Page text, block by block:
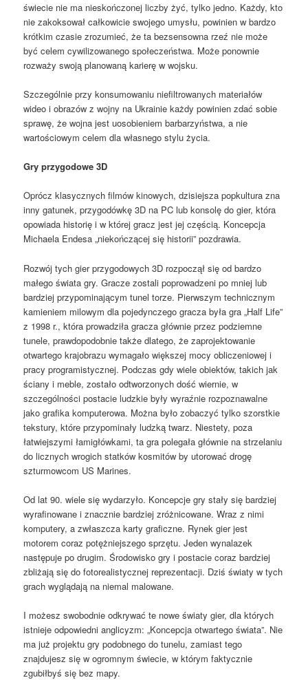
świecie nie ma nieskończonej liczby żyć, tylko jedno. Każdy, kto
nie zakoksował całkowicie swojego umysłu, powinien w bardzo
krótkim czasie zrozumieć, że ta bezsensowna rzeź nie może
być celem cywilizowanego społeczeństwa. Może ponownie
rozważy swoją planowaną karierę w wojsku.
Szczególnie przy konsumowaniu niefiltrowanych materiałów
wideo i obrazów z wojny na Ukrainie każdy powinien zdać sobie
sprawę, że wojna jest uosobieniem barbarzyństwa, a nie
wartościowym celem dla własnego stylu życia.
Gry przygodowe 3D
Oprócz klasycznych filmów kinowych, dzisiejsza popkultura zna
inny gatunek, przygodówkę 3D na PC lub konsolę do gier, która
opowiada historię i w której gracz jest jej częścią. Koncepcja
Michaela Endesa „niekończącej się historii” pozdrawia.
Rozwój tych gier przygodowych 3D rozpoczął się od bardzo
małego świata gry. Gracze zostali poprowadzeni po mniej lub
bardziej przypominającym tunel torze. Pierwszym technicznym
kamieniem milowym dla pojedynczego gracza była gra „Half Life”
z 1998 r., która prowadziła gracza głównie przez podziemne
tunele, prawdopodobnie także dlatego, że zaprojektowanie
otwartego krajobrazu wymagało większej mocy obliczeniowej i
pracy programistycznej. Podczas gdy wiele obiektów, takich jak
ściany i meble, zostało odtworzonych dość wiernie, w
szczególności postacie ludzkie były wyraźnie rozpoznawalne
jako grafika komputerowa. Można było zobaczyć tylko szorstkie
tekstury, które przypominały ludzką twarz. Niestety, poza
łatwiejszymi łamigłówkami, ta gra polegała głównie na strzelaniu
do licznych wrogich statków kosmitów by utorować drogę
szturmowcom US Marines.
Od lat 90. wiele się wydarzyło. Koncepcje gry stały się bardziej
wyrafinowane i znacznie bardziej zróżnicowane. Wraz z nimi
komputery, a zwłaszcza karty graficzne. Rynek gier jest
motorem coraz potężniejszego sprzętu. Jeden wynalazek
następuje po drugim. Środowisko gry i postacie coraz bardziej
zbliżają się do fotorealistycznej reprezentacji. Dziś światy w tych
grach wyglądają na niemal malowane.
I możesz swobodnie odkrywać te nowe światy gier, dla których
istnieje odpowiedni anglicyzm: „Koncepcja otwartego świata”. Nie
ma już projektu gry podobnego do tunelu, zamiast tego
znajdujesz się w ogromnym świecie, w którym faktycznie
zgubiłbyś się bez mapy.